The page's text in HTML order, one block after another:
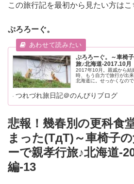
この旅行記を最初から見たい方はこ
ぷろろーぐ。
ぷろろーぐ。～車椅
旅♪北海道-2017.10月
2017年10月。親戚から結
時、もう自力で旅行が出
北海道に。せっかくなの
地域をご紹介出来たら良い
つれづれ旅日記＠のんびりブログ
悲報！幾春別の更科食
まった(TдT)～車椅子
ーで親孝行旅♪北海道-
編-13